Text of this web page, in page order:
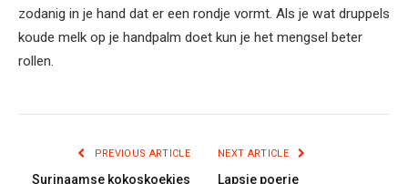
zodanig in je hand dat er een rondje vormt. Als je wat druppels
koude melk op je handpalm doet kun je het mengsel beter
rollen.
PREVIOUS ARTICLE
Surinaamse kokoskoekjes
NEXT ARTICLE
Lapsie poerie